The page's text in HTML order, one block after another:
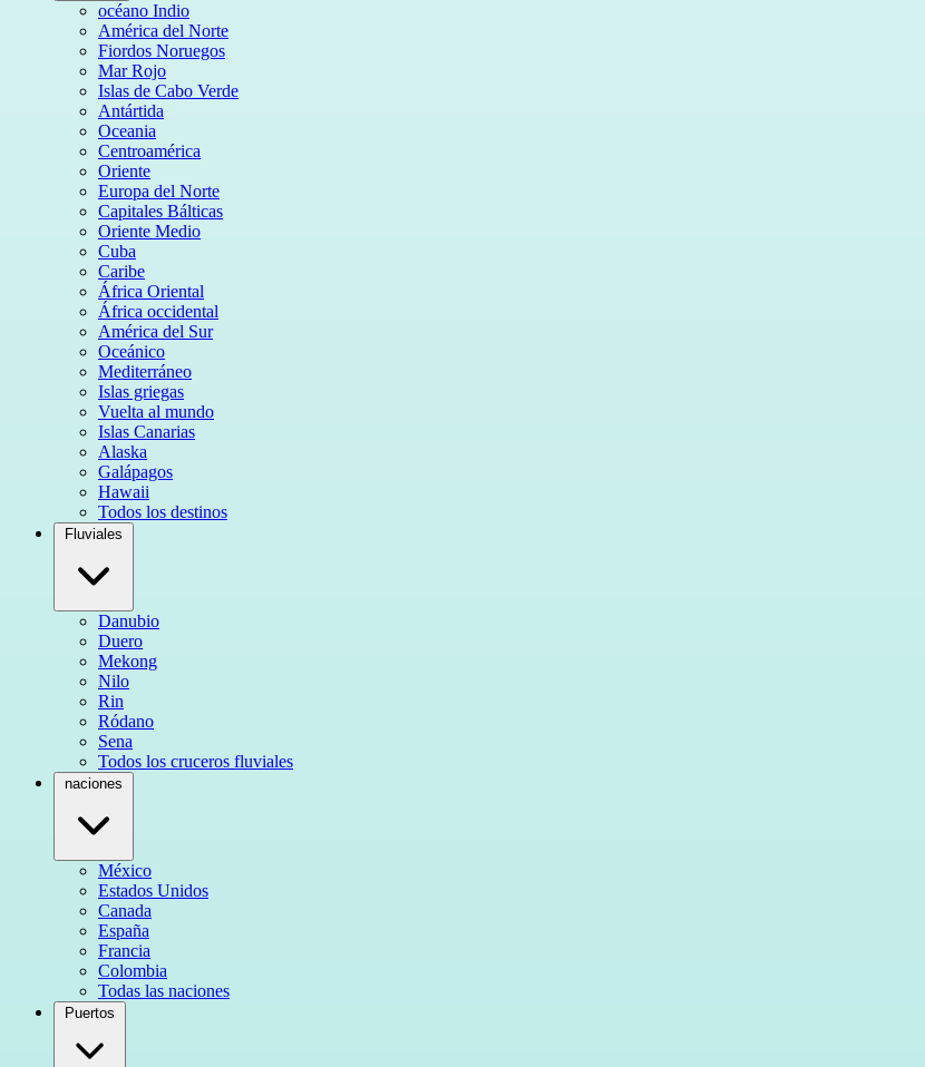
océano Indio
América del Norte
Fiordos Noruegos
Mar Rojo
Islas de Cabo Verde
Antártida
Oceania
Centroamérica
Oriente
Europa del Norte
Capitales Bálticas
Oriente Medio
Cuba
Caribe
África Oriental
África occidental
América del Sur
Oceánico
Mediterráneo
Islas griegas
Vuelta al mundo
Islas Canarias
Alaska
Galápagos
Hawaii
Todos los destinos
Fluviales
Danubio
Duero
Mekong
Nilo
Rin
Ródano
Sena
Todos los cruceros fluviales
naciones
México
Estados Unidos
Canada
España
Francia
Colombia
Todas las naciones
Puertos